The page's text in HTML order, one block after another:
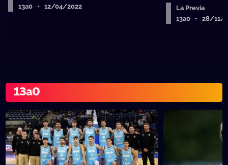
13a0 • 12/04/2022
La Previa
13a0 • 28/11/
13a0